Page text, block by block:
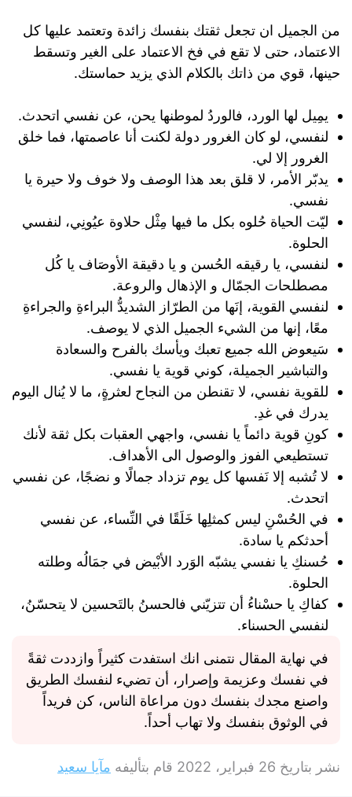
من الجميل ان تجعل ثقتك بنفسك زائدة وتعتمد عليها كل
الاعتماد، حتى لا تقع في فخ الاعتماد على الغير وتسقط
حينها، قوي من ذاتك بالكلام الذي يزيد حماستك.
يمِيل لها الورد، فالوردُ لموطنها يحن، عن نفسي اتحدث.
لنفسي، لو كان الغرور دولة لكنت أنا عاصمتها، فما خلق
الغرور إلا لي.
يدبّر الأمر، لا قلق بعد هذا الوصف ولا خوف ولا حيرة يا
نفسي.
ليّت الحياة حُلوه بكل ما فيها مِثْل حلاوة عيُونِي، لنفسي
الحلوة.
لنفسي، يا رقيقه الحُسن و يا دقيقة الأوصَاف يا كُل
مصطلحات الجمّال و الإذهال والروعة.
لنفسي القوية، إنَها من الطرّاز الشديدُّ البراءةِ والجراءةِ
معًا، إنها من الشيء الجميل الذي لا يوصف.
سَيعوض الله جميع تعبك ويأسك بالفرح والسعادة
والتباشير الجميلة، كوني قوية يا نفسي.
للقوية نفسي، لا تقنطن من النجاح لعثرةٍ، ما لا يُنال اليوم
يدرك في غدِ.
كونِ قوية دائماً يا نفسي، واجهي العقبات بكل ثقة لأنك
تستطيعي الفوز والوصول الى الأهداف.
لا تُشبه إلا نَفسها كل يوم تزداد جمالًا و نضجًا، عن نفسي
اتحدث.
في الحُسْنِ ليس كمثلِها خَلَقًا في النِّساء، عن نفسي
أحدثكم يا سادة.
‏حُسنكِ يا نفسي يشبّه الوَرد الأبْيض في جمَالُه وطلته
الحلوة.
‏كفاكِ يا حسْناءُ أن تتزيّني ‏فالحسنُ بالتَحسين لا يتحسّنُ،
لنفسي الحسناء.
في نهاية المقال نتمنى انك استفدت كثيراً وازددت ثقةً
في نفسك وعزيمة وإصرار، أن تضيء لنفسك الطريق
واصنع مجدك بنفسك دون مراعاة الناس، كن فريداً
في الوثوق بنفسك ولا تهاب أحداً.
نشر بتاريخ 26 فبراير، 2022 قام بتأليفه مآيا سعيد